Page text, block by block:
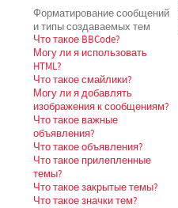
Форматирование сообщений
и типы создаваемых тем
Что такое BBCode?
Могу ли я использовать
HTML?
Что такое смайлики?
Могу ли я добавлять
изображения к сообщениям?
Что такое важные
объявления?
Что такое объявления?
Что такое прилепленные
темы?
Что такое закрытые темы?
Что такое значки тем?